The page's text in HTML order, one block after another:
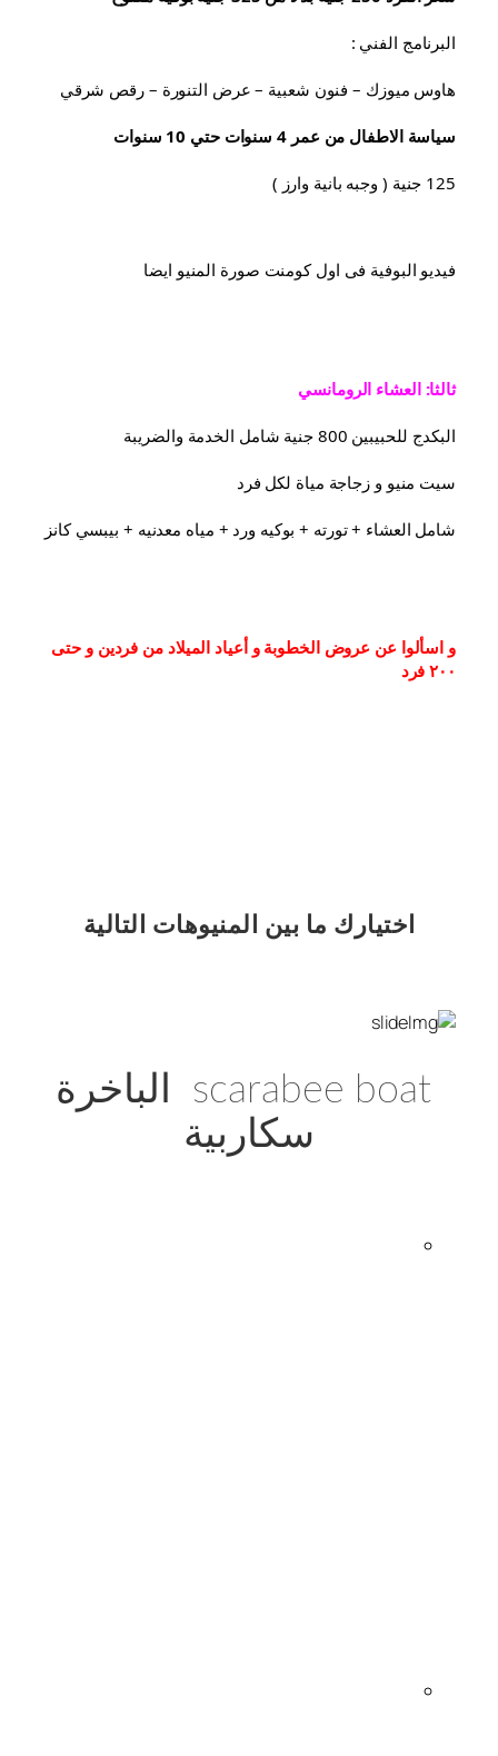
البرنامج الفني :
هاوس ميوزك – فنون شعبية – عرض التنورة – رقص شرقي
سياسة الاطفال من عمر 4 سنوات حتي 10 سنوات
125 جنية ( وجبه بانية وارز )
فيديو البوفية فى اول كومنت صورة المنيو ايضا
ثالثا: العشاء الرومانسي
البكدج للحبيبين 800 جنية شامل الخدمة والضريبة
سيت منيو و زجاجة مياة لكل فرد
شامل العشاء⁦⁩ + تورته + بوكيه ورد + مياه معدنيه + بيبسي كانز
٢٠٠ فرد
اختيارك ما بين المنيوهات التالية
scarabee boat الباخرة
سكاربية